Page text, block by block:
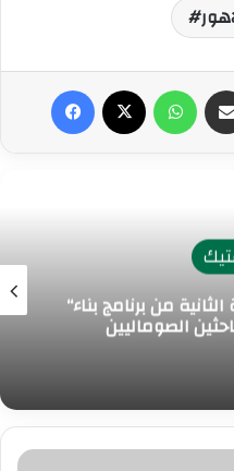
“كومستيك” تطلق المرحلة الثانية من برنامج بناء
الصوماليين